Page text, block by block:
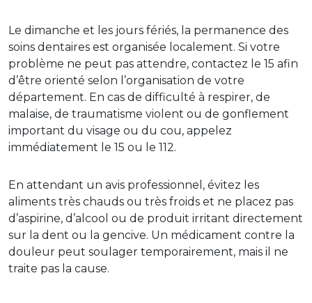
Le dimanche et les jours fériés, la permanence des
soins dentaires est organisée localement. Si votre
problème ne peut pas attendre, contactez le 15 afin
d’être orienté selon l’organisation de votre
département. En cas de difficulté à respirer, de
malaise, de traumatisme violent ou de gonflement
important du visage ou du cou, appelez
immédiatement le 15 ou le 112.
En attendant un avis professionnel, évitez les
aliments très chauds ou très froids et ne placez pas
d’aspirine, d’alcool ou de produit irritant directement
sur la dent ou la gencive. Un médicament contre la
douleur peut soulager temporairement, mais il ne
traite pas la cause.